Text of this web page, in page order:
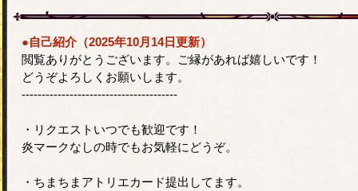
●自己紹介（2025年10月14日更新）
閲覧ありがとうございます。ご縁があれば嬉しいです！
どうぞよろしくお願いします。
---------------------------------------
・リクエストいつでも歓迎です！
炎マークなしの時でもお気軽にどうぞ。
・ちまちまアトリエカード提出してます。